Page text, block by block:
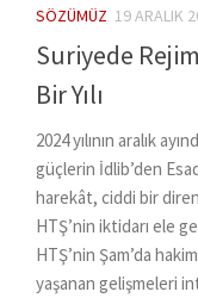
SÖZÜMÜZ 19 ARALIK
Suriyede
Bir Yılı
2024 yılının aralık
güçlerin İdlib’den
harekât, ciddi bir
HTŞ’nin iktidarı ele
HTŞ’nin Şam’da
yaşanan gelişmeleri